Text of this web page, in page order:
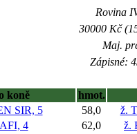
Rovina
30000 Kč
Maj.
Zápisné:
koně
hmot.
SIR, 5 58,0
ž.
4 62,0
ž.